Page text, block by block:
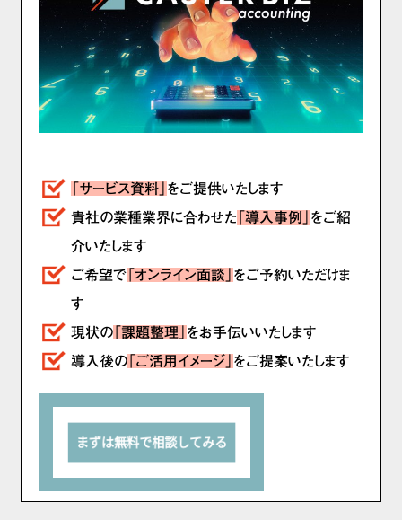
「サービス資料」 をご提供いたします
貴社の業種業界に合わせた 「導入事例」 をご紹
介いたします
ご希望で 「オンライン面談」 をご予約いただけま
す
現状の 「課題整理」 をお手伝いいたします
導入後の 「ご活用イメージ」 をご提案いたします